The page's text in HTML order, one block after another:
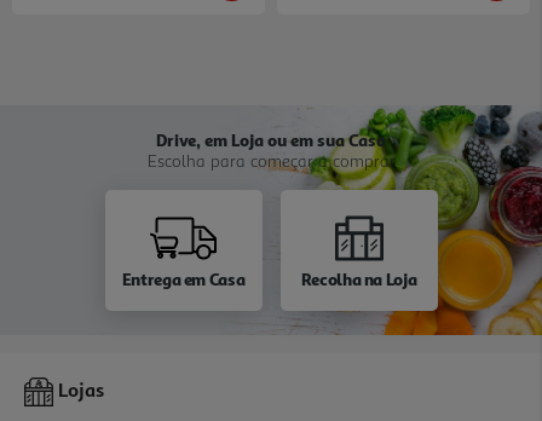
Drive, em Loja ou em sua Casa
Escolha para começar a comprar
Entrega em Casa Recolha na Loja
Lojas